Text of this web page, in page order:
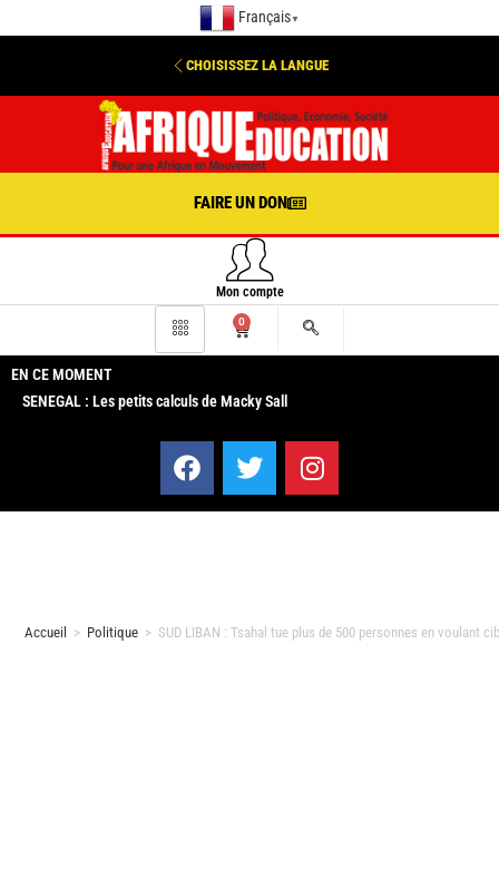
Français ▼
CHOISISSEZ LA LANGUE
FAIRE UN DON
Mon compte
0
EN CE MOMENT
SENEGAL : Les petits calculs de Macky Sall
Accueil > Politique > SUD LIBAN : Tsahal tue plus de 500 personnes en voulant